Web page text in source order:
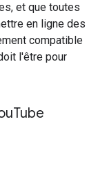
et que toutes
en ligne des
compatible
l'être pour
Tube